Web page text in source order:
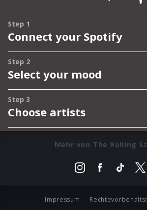
Mehr von The Rolling
Impressum